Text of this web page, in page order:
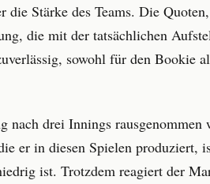
Stärke des Teams. Die
die mit der tatsächlichen
sowohl für den Bookie
drei Innings rausgenommen
er in diesen Spielen produziert,
ist. Trotzdem reagiert der